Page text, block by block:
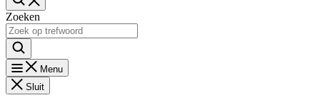
Zoeken
Menu
Sluit